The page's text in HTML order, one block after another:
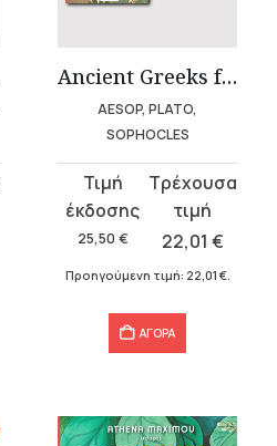
Ancient Greeks for Kids (3 volumes)
AESOP, PLATO,
SOPHOCLES
25,50 €
Original
price
was:
25,50 €.
22,01 €
τρέχουσα
τιμή
Προηγούμενη τιμή: 22,01 €.
ΑΓΟΡΑ